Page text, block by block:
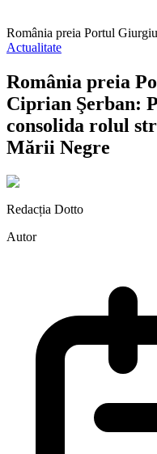
România preia Portul
Actualitate
România preia
Ciprian Şerban:
consolida rolul
Mării Negre
Redacția Dotto
Autor